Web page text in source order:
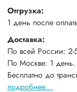
Отгрузка:
1 день после
Доставка:
По всей России:
По Москве: 1 день.
Бесплатно до
подробнее...